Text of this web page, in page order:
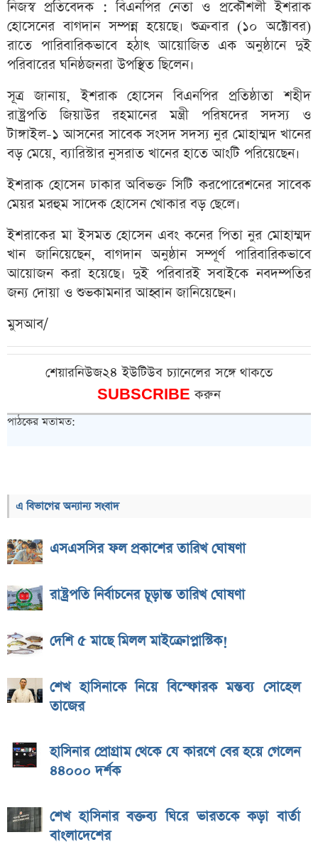
নিজস্ব প্রতিবেদক : বিএনপির নেতা ও প্রকৌশলী ইশরাক
হোসেনের বাগদান সম্পন্ন হয়েছে। শুক্রবার (১০ অক্টোবর)
রাতে পারিবারিকভাবে হঠাৎ আয়োজিত এক অনুষ্ঠানে দুই
পরিবারের ঘনিষ্ঠজনরা উপস্থিত ছিলেন।
সূত্র জানায়, ইশরাক হোসেন বিএনপির প্রতিষ্ঠাতা শহীদ
রাষ্ট্রপতি জিয়াউর রহমানের মন্ত্রী পরিষদের সদস্য ও
টাঙ্গাইল-১ আসনের সাবেক সংসদ সদস্য নুর মোহাম্মদ খানের
বড় মেয়ে, ব্যারিস্টার নুসরাত খানের হাতে আংটি পরিয়েছেন।
ইশরাক হোসেন ঢাকার অবিভক্ত সিটি করপোরেশনের সাবেক
মেয়র মরহুম সাদেক হোসেন খোকার বড় ছেলে।
ইশরাকের মা ইসমত হোসেন এবং কনের পিতা নুর মোহাম্মদ
খান জানিয়েছেন, বাগদান অনুষ্ঠান সম্পূর্ণ পারিবারিকভাবে
আয়োজন করা হয়েছে। দুই পরিবারই সবাইকে নবদম্পতির
জন্য দোয়া ও শুভকামনার আহ্বান জানিয়েছেন।
মুসআব/
শেয়ারনিউজ২৪ ইউটিউব চ্যানেলের সঙ্গে থাকতে
SUBSCRIBEকরুন
পাঠকের মতামত:
এ বিভাগের অন্যান্য সংবাদ
এসএসসির ফল প্রকাশের তারিখ ঘোষণা
রাষ্ট্রপতি নির্বাচনের চূড়ান্ত তারিখ ঘোষণা
দেশি ৫ মাছে মিলল মাইক্রোপ্লাস্টিক!
শেখ হাসিনাকে নিয়ে বিস্ফোরক মন্তব্য সোহেল
তাজের
হাসিনার প্রোগ্রাম থেকে যে কারণে বের হয়ে গেলেন
৪৪০০০ দর্শক
শেখ হাসিনার বক্তব্য ঘিরে ভারতকে কড়া বার্তা
বাংলাদেশের